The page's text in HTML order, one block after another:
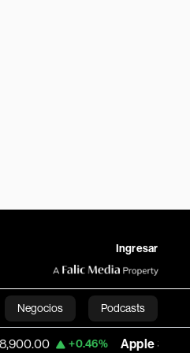
Ingresar
Negocios Podcasts
+0.46% Apple 312.53